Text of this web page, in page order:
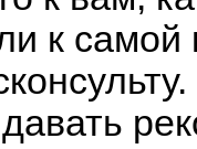
к самой